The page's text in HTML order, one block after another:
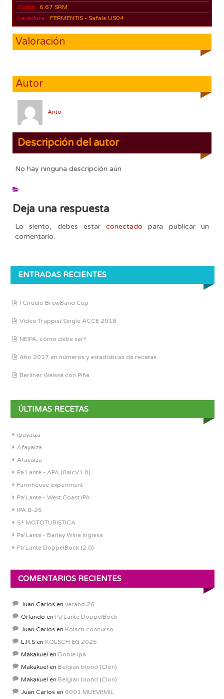
Color:
6.67 SRM
Levadura: FERMENTIS - Safale US04
Valoración
Autor
Anto
Descripción del autor
No hay ninguna descripción aún
Deja una respuesta
Lo siento, debes estarconectado para publicar un
comentario.
ENTRADAS RECIENTES
I Ciruelo BrewBand Cup
Vídeo Trappist Single ACCE 2018
NEIPA, cómo debe ser?
Año 2017 en números y estadísticas de recetas
Berliner Weisse con Piña
ÚLTIMAS RECETAS
ipayaiza
Afayaiza
Afayaiza
Pa´Lante - APA (0alcV1.0)
Farmhouse experiment
Pa'Lante - West Coast IPA
IPA 8-26
5ª MOTOTURISTICA
Pa'Lante - Barley Wine Inglesa
Pa’Lante DoppelBock (2.0)
COMENTARIOS RECIENTES
Juan Carlos en verano 26
Orlando en Pa’Lante DoppelBock
Juan Carlos en Kolsch concurso
L.R.S en KOLSCH EG 2025
Makakuel en Doble ipa
Makakuel en Belgian blond (Clon)
Makakuel en Belgian blond (Clon)
Juan Carlos en 6091 MUEVEMIL